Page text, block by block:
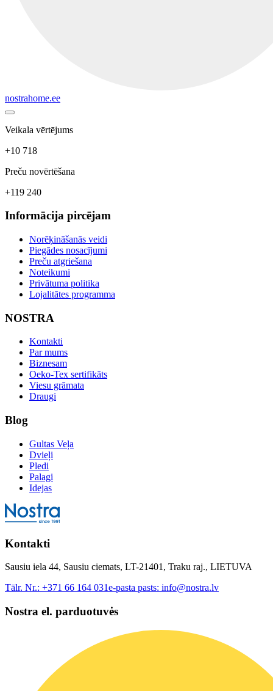
nostrahome.ee
Veikala vērtējums
+10 718
Preču novērtēšana
+119 240
Informācija pircējam
Norēķināšanās veidi
Piegādes nosacījumi
Preču atgriešana
Noteikumi
Privātuma politika
Lojalitātes programma
NOSTRA
Kontakti
Par mums
Biznesam
Oeko-Tex sertifikāts
Viesu grāmata
Draugi
Blog
Gultas Veļa
Dvieļi
Pledi
Palagi
Idejas
Kontakti
Sausiu iela 44, Sausiu ciemats, LT-21401, Traku raj., LIETUVA
Tālr. Nr.: +371 66 164 031e-pasta pasts: info@nostra.lv
Nostra el. parduotuvės